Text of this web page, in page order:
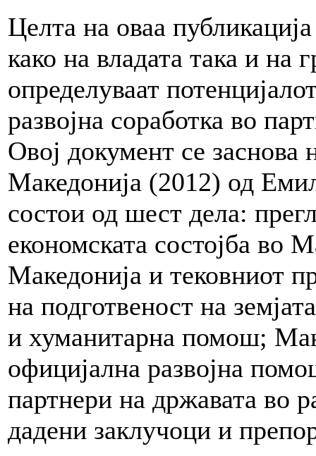
Целта на оваа
како на владата така и на
определуваат
развојна соработка во
Овој документ се
Македонија (2012) од
состои од шест дела:
економската состојба во
Македонија и тековниот
на подготвеност на
и хуманитарна помош;
официјална развојна
партнери на државата во
дадени заклучоци и